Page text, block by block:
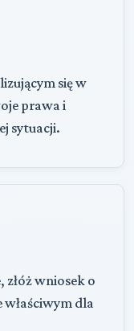
się w
prawa i
sytuacji.
złóż wniosek o
właściwym dla